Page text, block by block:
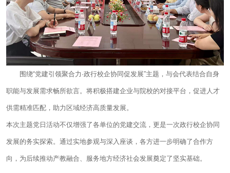
围绕“党建引领聚合力·政行校企协同促发展”主题，与会代表结合自身
职能与发展需求畅所欲言。将积极搭建企业与院校的对接平台，促进人才
供需精准匹配，助力区域经济高质量发展。
本次主题党日活动不仅增强了各单位的党建交流，更是一次政行校企协同
发展的务实探索。通过实地参观与深入座谈，各方进一步明确了合作方
向，为后续推动产教融合、服务地方经济社会发展奠定了坚实基础。